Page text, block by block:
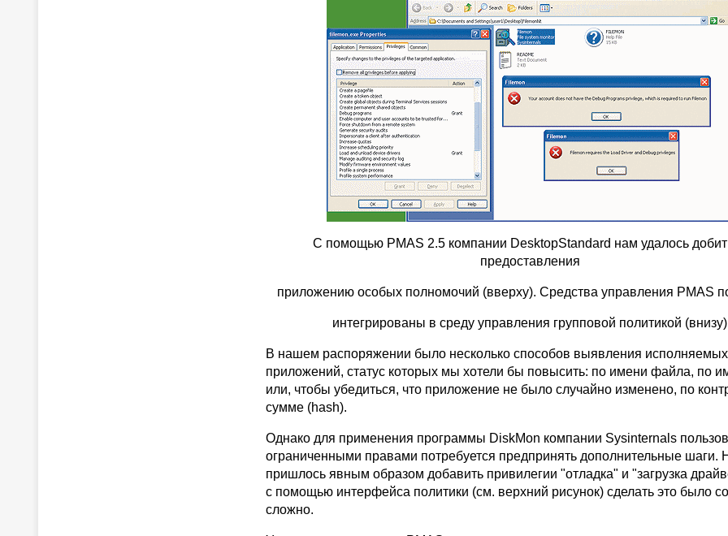
С помощью PMAS 2.5 компании DesktopStandard нам удалось
предоставления
приложению особых полномочий (вверху). Средства управления PMAS
интегрированы в среду управления групповой политикой (внизу)
В нашем распоряжении было несколько способов выявления
приложений, статус которых мы хотели бы повысить: по имени файла, по
или, чтобы убедиться, что приложение не было случайно изменено, по
сумме (hash).
Однако для применения программы DiskMon компании Sysinternals
ограниченными правами потребуется предпринять дополнительные шаги.
пришлось явным образом добавить привилегии "отладка" и "загрузка
с помощью интерфейса политики (см. верхний рисунок) сделать это было
сложно.